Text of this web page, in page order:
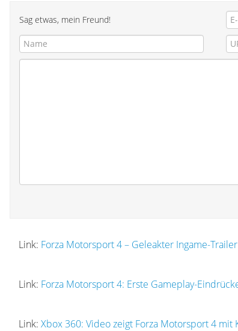
Sag etwas, mein Freund!
Link: Forza Motorsport 4 – Geleakter Ingame-
Link: Forza Motorsport 4: Erste Gameplay-
Link: Xbox 360: Video zeigt Forza Motorsport 4 mit